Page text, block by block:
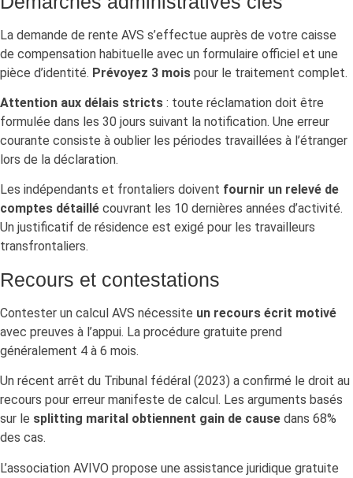
La demande de rente AVS s’effectue auprès de votre caisse
de compensation habituelle avec un formulaire officiel et une
pièce d’identité. Prévoyez 3 mois pour le traitement complet.
Attention aux délais stricts : toute réclamation doit être
formulée dans les 30 jours suivant la notification. Une erreur
courante consiste à oublier les périodes travaillées à l’étranger
lors de la déclaration.
Les indépendants et frontaliers doivent fournir un relevé de
comptes détaillé couvrant les 10 dernières années d’activité.
Un justificatif de résidence est exigé pour les travailleurs
transfrontaliers.
Recours et contestations
Contester un calcul AVS nécessite un recours écrit motivé
avec preuves à l’appui. La procédure gratuite prend
généralement 4 à 6 mois.
Un récent arrêt du Tribunal fédéral (2023) a confirmé le droit au
recours pour erreur manifeste de calcul. Les arguments basés
sur le splitting marital obtiennent gain de cause dans 68%
des cas.
L’association AVIVO propose une assistance juridique gratuite